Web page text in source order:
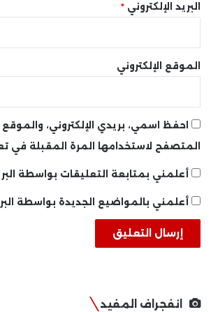
البريد الإلكتروني *
الموقع الإلكتروني
احفظ اسمي، بريدي الإلكتروني، والموقع
المتصفح لاستخدامها المرة المقبلة في
أعلمني بمتابعة التعليقات بواسطة
أعلمني بالمواضيع الجديدة بواسطة
انفجراف المفيد